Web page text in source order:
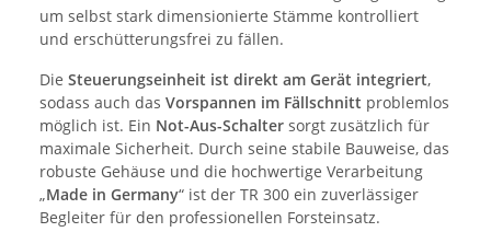
um selbst stark dimensionierte Stämme kontrolliert
und erschütterungsfrei zu fällen.
Die Steuerungseinheit ist direkt am Gerät integriert,
sodass auch das Vorspannen im Fällschnitt problemlos
möglich ist. Ein Not-Aus-Schalter sorgt zusätzlich für
maximale Sicherheit. Durch seine stabile Bauweise, das
robuste Gehäuse und die hochwertige Verarbeitung
„Made in Germany“ ist der TR 300 ein zuverlässiger
Begleiter für den professionellen Forsteinsatz.